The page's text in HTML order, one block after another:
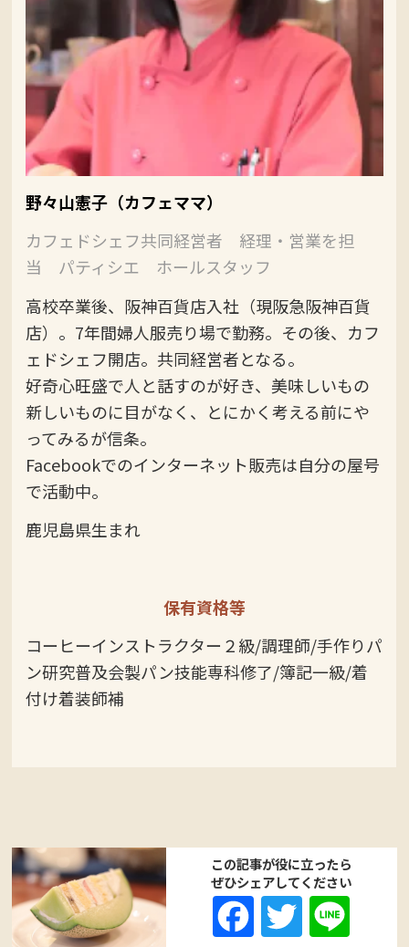
野々山憲子（カフェママ）
カフェドシェフ共同経営者 経理・営業を担
当 パティシエ ホールスタッフ
高校卒業後、阪神百貨店入社（現阪急阪神百貨
店）。7年間婦人服売り場で勤務。その後、カフ
ェドシェフ開店。共同経営者となる。
好奇心旺盛で人と話すのが好き、美味しいもの
新しいものに目がなく、とにかく考える前にや
ってみるが信条。
Facebookでのインターネット販売は自分の屋号
で活動中。
鹿児島県生まれ
保有資格等
コーヒーインストラクター２級/調理師/手作りパ
ン研究普及会製パン技能専科修了/簿記一級/着
付け着装師補
この記事が役に立ったら
ぜひシェアしてください
Fa T